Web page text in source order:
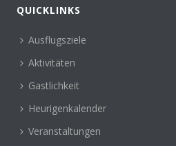
QUICKLINKS
Ausflugsziele
Aktivitäten
Gastlichkeit
Heurigenkalender
Veranstaltungen